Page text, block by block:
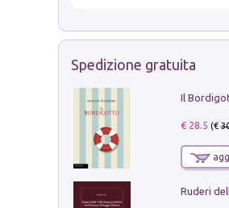
Spedizione gratuita
Il
€ 28.5 (€